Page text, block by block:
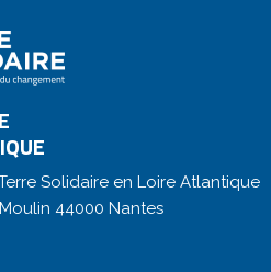
Solidaire en Loire Atlantique
44000 Nantes